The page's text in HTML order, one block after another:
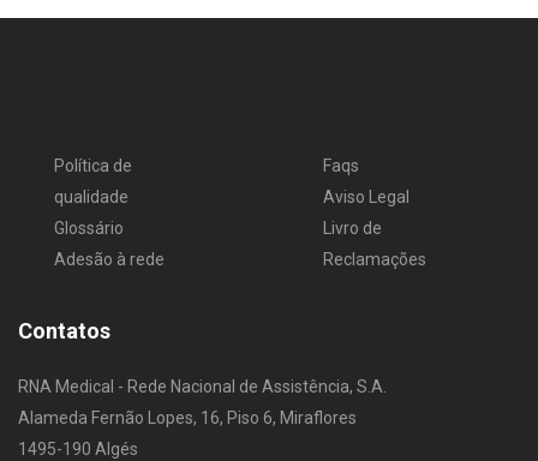
Política de
qualidade
Glossário
Adesão à rede
Faqs
Aviso Legal
Livro de
Reclamações
Contatos
RNA Medical - Rede Nacional de Assistência, S.A.
Alameda Fernão Lopes, 16, Piso 6, Miraflores
1495-190 Algés